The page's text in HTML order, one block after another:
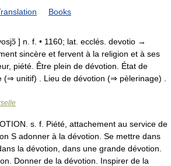
Books
] n. f. • 1160; lat. ecclés. devotio →
sincère et fervent à la religion et à ses
piété. Être plein de dévotion. État de
(⇒ unitif) . Lieu de dévotion (⇒ pèlerinage) .
s. f. Piété, attachement au service de
S adonner à la dévotion. Se mettre dans
la dévotion, dans une grande dévotion.
Donner de la dévotion. Inspirer de la